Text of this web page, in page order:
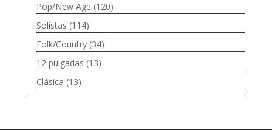
Pop/New Age (120)
Solistas (114)
Folk/Country (34)
12 pulgadas (13)
Clásica (13)